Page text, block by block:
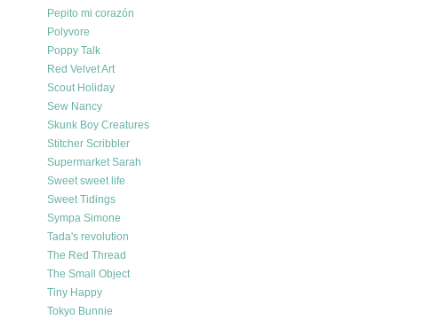
Pepito mi corazón
Polyvore
Poppy Talk
Red Velvet Art
Scout Holiday
Sew Nancy
Skunk Boy Creatures
Stitcher Scribbler
Supermarket Sarah
Sweet sweet life
Sweet Tidings
Sympa Simone
Tada's revolution
The Red Thread
The Small Object
Tiny Happy
Tokyo Bunnie